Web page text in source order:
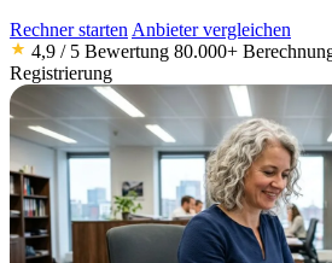
Rechner starten Anbieter vergleichen
4,9 / 5 Bewertung 80.000+
Registrierung